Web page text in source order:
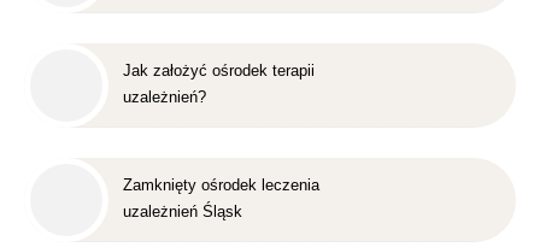
Jak założyć ośrodek terapii
uzależnień?
Zamknięty ośrodek leczenia
uzależnień Śląsk